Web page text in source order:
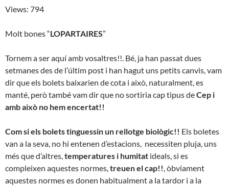
Views: 794
Molt bones “LOPARTAIRES”
Tornem a ser aquí amb vosaltres!!. Bé, ja han passat dues
setmanes des de l’últim post i han hagut uns petits canvis, vam
dir que els bolets baixarien de cota i això, naturalment, es
manté, però també vam dir que no sortiria cap tipus deCep i
amb això no hem encertat!!
Com si els bolets tinguessin un rellotge biològic!! Els boletes
van a la seva, no hi entenen d’estacions, necessiten pluja, uns
més que d’altres,temperatures i humitat ideals, si es
compleixen aquestes normes,treuen el cap!!, òbviament
aquestes normes es donen habitualment a la tardor i a la